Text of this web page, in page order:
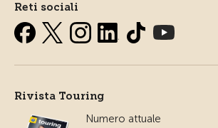
Reti sociali
Rivista Touring
Numero attuale